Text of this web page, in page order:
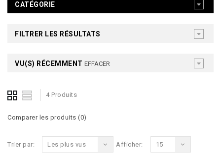
CATÉGORIE
FILTRER LES RÉSULTATS
VU(S) RÉCEMMENT EFFACER
4 Produits
Comparer les produits (0)
Trier par: Les plus vus Afficher: 15